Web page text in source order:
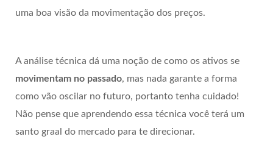
uma boa visão da movimentação dos preços.
A análise técnica dá uma noção de como os ativos se
movimentam no passado, mas nada garante a forma
como vão oscilar no futuro, portanto tenha cuidado!
Não pense que aprendendo essa técnica você terá um
santo graal do mercado para te direcionar.